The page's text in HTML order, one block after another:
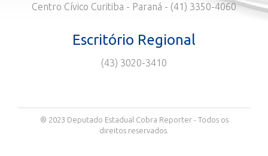
Centro Cívico Curitiba - Paraná - (41) 3350-4060
Escritório Regional
(43) 3020-3410
® 2023 Deputado Estadual Cobra Reporter - Todos os
direitos reservados.